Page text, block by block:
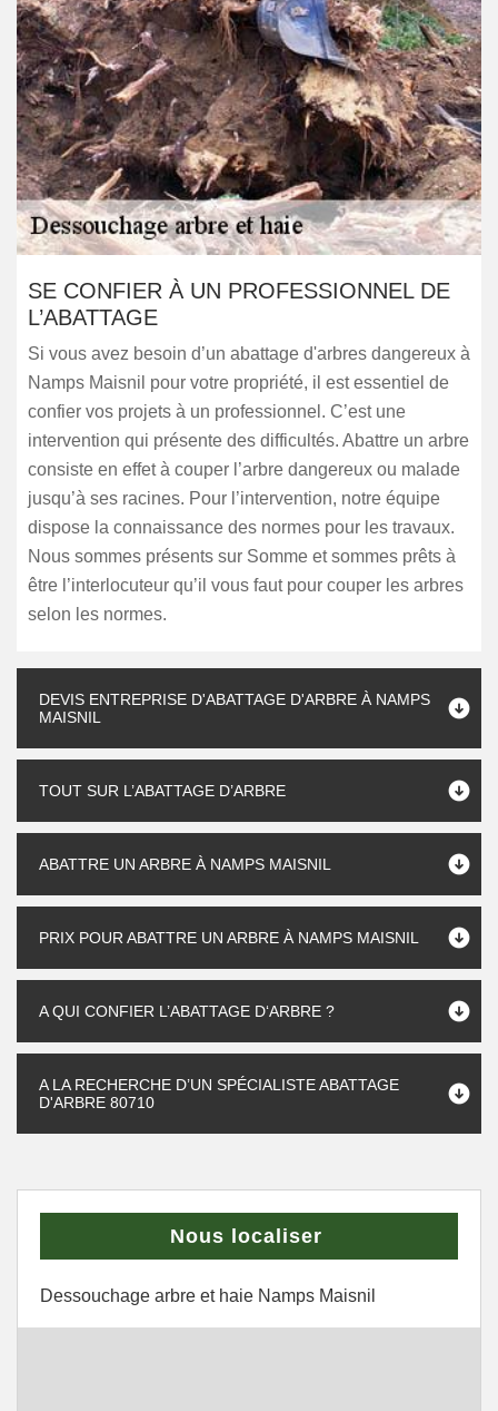
SE CONFIER À UN PROFESSIONNEL DE
L’ABATTAGE
Si vous avez besoin d’un abattage d'arbres dangereux à
Namps Maisnil pour votre propriété, il est essentiel de
confier vos projets à un professionnel. C’est une
intervention qui présente des difficultés. Abattre un arbre
consiste en effet à couper l’arbre dangereux ou malade
jusqu’à ses racines. Pour l’intervention, notre équipe
dispose la connaissance des normes pour les travaux.
Nous sommes présents sur Somme et sommes prêts à
être l’interlocuteur qu’il vous faut pour couper les arbres
selon les normes.
DEVIS ENTREPRISE D'ABATTAGE D'ARBRE À NAMPS
MAISNIL
TOUT SUR L’ABATTAGE D’ARBRE
ABATTRE UN ARBRE À NAMPS MAISNIL
PRIX POUR ABATTRE UN ARBRE À NAMPS MAISNIL
A QUI CONFIER L’ABATTAGE D‘ARBRE ?
A LA RECHERCHE D’UN SPÉCIALISTE ABATTAGE
D'ARBRE 80710
Nous localiser
Dessouchage arbre et haie Namps Maisnil